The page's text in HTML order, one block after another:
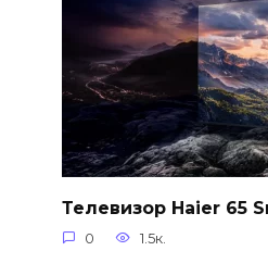
Телевизор Haier 65
0 1.5к.